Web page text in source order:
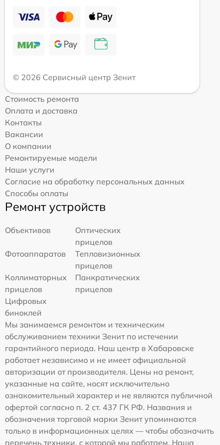
© 2026 Сервисный центр Зенит
Стоимость ремонта
Оплата и доставка
Контакты
Вакансии
О компании
Ремонтируемые модели
Наши услуги
Согласие на обработку персональных данных
Способы оплаты
Ремонт устройств
Объективов
Оптических
прицелов
Фотоаппаратов
Тепловизионных
прицелов
Коллиматорных
прицелов
Панкратических
прицелов
Цифровых
биноклей
Мы занимаемся ремонтом и техническим
обслуживанием техники Зенит по истечении
гарантийного периода. Наш центр в Хабаровске
работает независимо и не имеет официальной
авторизации от производителя. Цены на ремонт,
указанные на сайте, носят исключительно
ознакомительный характер и не являются публичной
офертой согласно п. 2 ст. 437 ГК РФ. Названия и
обозначения торговой марки Зенит упоминаются
только в информационных целях — чтобы обозначить
перечень техники, с которой мы работаем. Наша